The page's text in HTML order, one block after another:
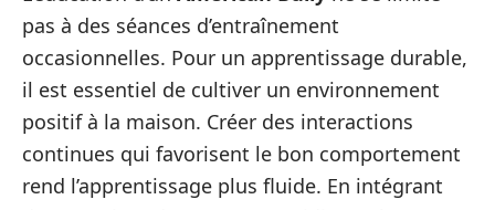
pas à des séances d’entraînement
occasionnelles. Pour un apprentissage durable,
il est essentiel de cultiver un environnement
positif à la maison. Créer des interactions
continues qui favorisent le bon comportement
rend l’apprentissage plus fluide. En intégrant